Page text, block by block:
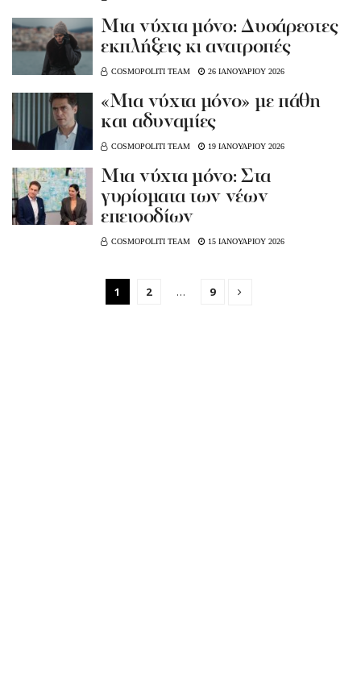
Μια νύχτα μόνο: Δυσάρεστες
εκπλήξεις κι ανατροπές
COSMOPOLITI TEAM 26 ΙΑΝΟΥΑΡΙΟΥ 2026
«Μια νύχτα μόνο» με πάθη
και αδυναμίες
COSMOPOLITI TEAM 19 ΙΑΝΟΥΑΡΙΟΥ 2026
Μια νύχτα μόνο: Στα
γυρίσματα των νέων
επεισοδίων
COSMOPOLITI TEAM 15 ΙΑΝΟΥΑΡΙΟΥ 2026
1 2 … 9